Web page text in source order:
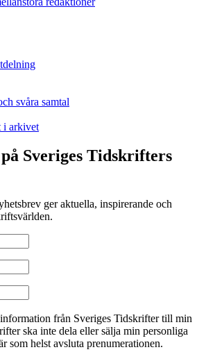
svåra samtal
i arkivet
Sveriges Tidskrifters
ger aktuella, inspirerande och
från Sveriges Tidskrifter till min
ska inte dela eller sälja min personliga
som helst avsluta prenumerationen.